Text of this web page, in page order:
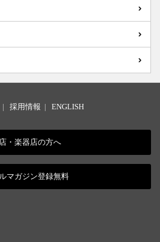
| 採用情報 | ENGLISH
・楽器店の方へ
マガジン登録無料